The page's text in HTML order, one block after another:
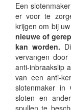
Een
er voor te
krijgen om bij
nieuwe of
kan worden.
vervangen
anti-inbraakslip
van een anti-
slotenmaker in
sloten en
spullen te